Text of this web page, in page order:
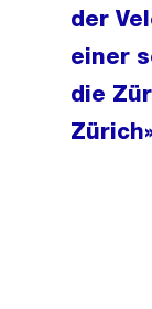
der
einer
die